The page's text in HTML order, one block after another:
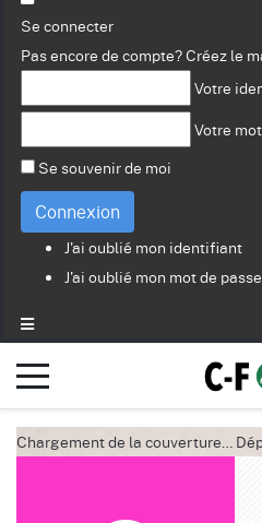
Se connecter
Pas encore de compte? Créez le
Votre
Votre
Se souvenir de moi
Connexion
J'ai oublié mon identifiant
J'ai oublié mon mot de passe
Chargement de la couverture…